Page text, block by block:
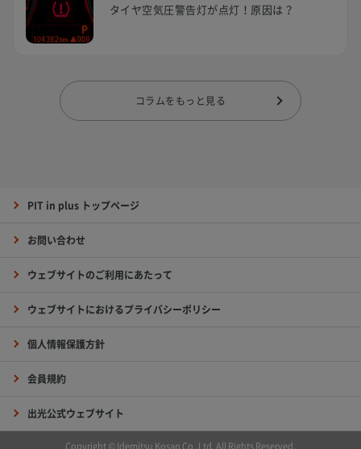
タイヤ空気圧警告灯が点灯！原因は？
コラムをもっと見る
PIT in plus トップページ
お問い合わせ
ウェブサイトのご利用にあたって
ウェブサイトにおけるプライバシーポリシー
個人情報保護方針
会員規約
出光公式ウェブサイト
Copyright © Idemitsu Kosan Co.,Ltd. All Rights Reserved.